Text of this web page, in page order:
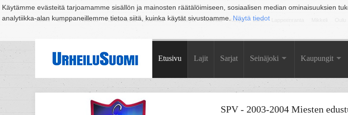
Käytämme evästeitä tarjoamamme sisällön ja mainosten räätälöimiseen, sosiaalisen median ominaisuuksien
analytiikka-alan kumppaneillemme tietoa siitä, kuinka käytät sivustoamme. Näytä tiedot
Suomi Espoo Helsinki Hämeenlinna Joensuu Jyväskylä Kouvola Kuopio Lahti
Etusivu Lajit Sarjat Seinäjoki Kaupungit
SPV - 2003-2004 Miesten